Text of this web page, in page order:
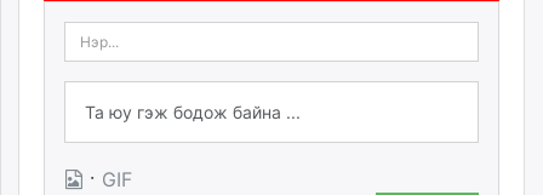
· GIF